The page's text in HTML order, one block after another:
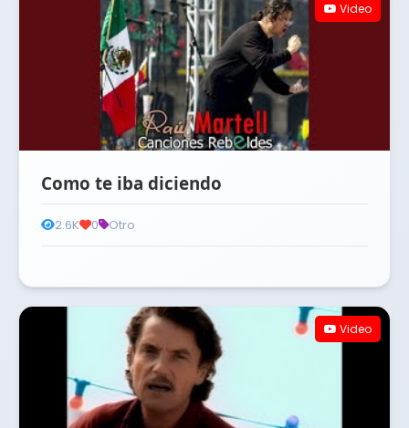
Video
Como te iba diciendo
2.6K 0 Otro
Video